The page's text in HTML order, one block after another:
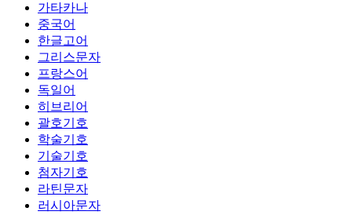
가타카나
중국어
한글고어
그리스문자
프랑스어
독일어
히브리어
괄호기호
학술기호
기술기호
첨자기호
라틴문자
러시아문자